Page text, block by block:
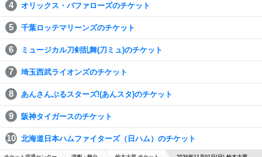
オリックス・バファローズのチケット
千葉ロッテマリーンズのチケット
ミュージカル刀剣乱舞(刀ミュ)のチケット
埼玉西武ライオンズのチケット
あんさんぶるスターズ!(あんスタ)のチケット
阪神タイガースのチケット
北海道日本ハムファイターズ（日ハム）のチケット